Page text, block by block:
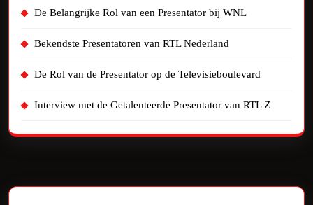
De Belangrijke Rol van een Presentator bij WNL
Bekendste Presentatoren van RTL Nederland
De Rol van de Presentator op de Televisieboulevard
Interview met de Getalenteerde Presentator van RTL Z